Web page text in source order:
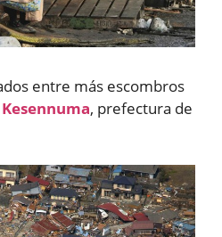
entre más escombros
Kesennuma, prefectura de